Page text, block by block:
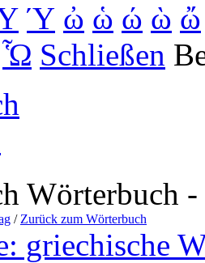
Ύ ὠ ὡ ώ ὼ ὤ
Ὧ Schließen
Wörterbuch
/ Zurück zum Wörterbuch
griechische